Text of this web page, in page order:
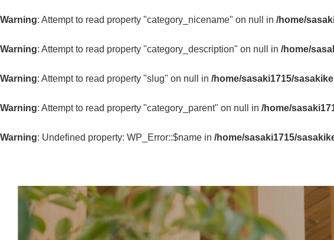
Warning: Attempt to read property "category_nicename" on null in /home/
Warning: Attempt to read property "category_description" on null in /home/
Warning: Attempt to read property "slug" on null in /home/sasaki1715/
Warning: Attempt to read property "category_parent" on null in /home/
Warning: Undefined property: WP_Error::$name in /home/sasaki1715/